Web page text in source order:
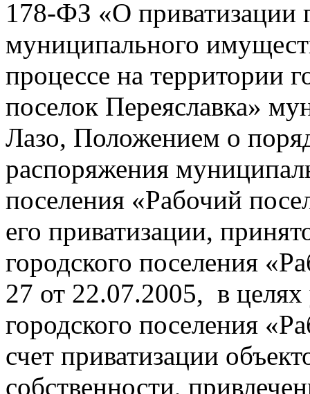
178-ФЗ «О приватизации
муниципального
процессе на территории
поселок Переяславка»
Лазо, Положением о
распоряжения
поселения «Рабочий
его приватизации,
городского поселения
27 от 22.07.2005, в
городского поселения
счет приватизации
собственности,